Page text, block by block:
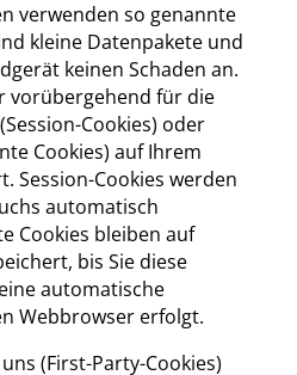
ver­wen­den so genann­te
klei­ne Daten­pa­ke­te und
kei­nen Scha­den an.
vor­über­ge­hend für die
Coo­kies) oder
Coo­kies) auf Ihrem
Ses­si­on-Coo­kies wer­den
auto­ma­tisch
Coo­kies blei­ben auf
bis Sie die­se
auto­ma­ti­sche
Web­brow­ser erfolgt.
(First-Par­ty-Coo­kies)